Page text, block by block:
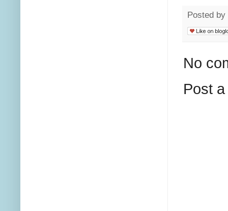
Posted by
No
Post